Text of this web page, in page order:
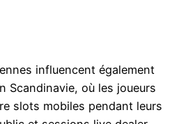
influencent également
Scandinavie, où les joueurs
slots mobiles pendant leurs